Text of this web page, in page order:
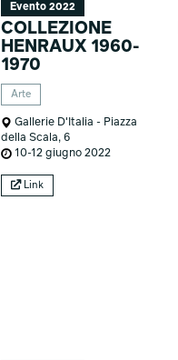
Evento 2022
COLLEZIONE
HENRAUX 1960-
1970
Arte
Gallerie D'Italia - Piazza
della Scala, 6
10-12 giugno 2022
Link